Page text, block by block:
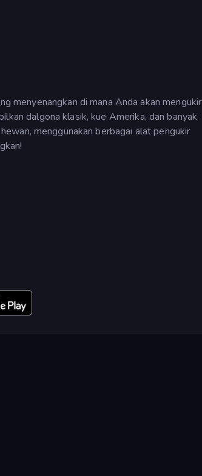
menyenangkan di mana Anda akan mengukir
dalgona klasik, kue Amerika, dan banyak
menggunakan berbagai alat pengukir